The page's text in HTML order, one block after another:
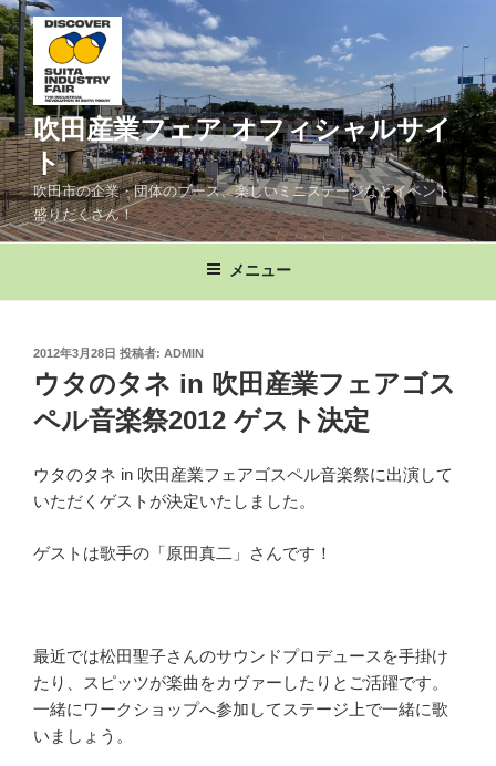
コ
ン
テ
ン
ツ
へ
ス
キ
ッ
吹田産業フェア オフィシャルサイ
ト
吹田市の企業・団体のブース、楽しいミニステージなどイベント
盛りだくさん！
メニュー
投
日:
2012年3月28日 投稿者: ADMIN
ウタのタネ in 吹田産業フェアゴス
ペル音楽祭2012 ゲスト決定
ウタのタネ in 吹田産業フェアゴスペル音楽祭に出演して
いただくゲストが決定いたしました。
ゲストは歌手の「原田真二」さんです！
最近では松田聖子さんのサウンドプロデュースを手掛け
たり、スピッツが楽曲をカヴァーしたりとご活躍です。
一緒にワークショップへ参加してステージ上で一緒に歌
いましょう。